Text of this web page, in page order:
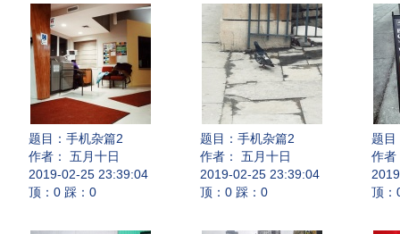
题目： 手机杂篇2
作者： 五月十日
2019-02-25 23:39:04
顶：0 踩：0
题目： 手机杂篇2
作者： 五月十日
2019-02-25 23:39:04
顶：0 踩：0
题目
作者
顶：